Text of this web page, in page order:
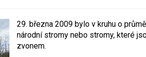
29. března 2009 bylo v kruhu o
národní stromy nebo stromy, které
zvonem.